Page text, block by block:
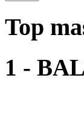
Top
1 -